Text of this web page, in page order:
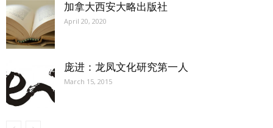
加拿大西安大略出版社
April 20, 2020
庞进：龙凤文化研究第一人
March 15, 2015